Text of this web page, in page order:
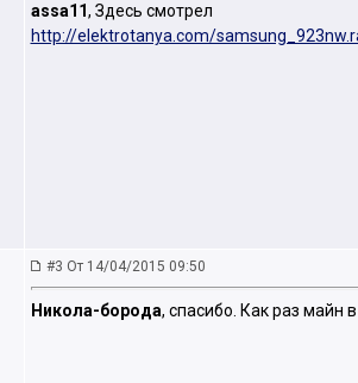
assa11, Здесь смотрел
http://elektrotanya.com/
#3 От 14/04/2015 09:50
Никола-борода, спасибо. Как раз майн